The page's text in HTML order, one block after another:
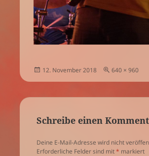
Veröffentlicht
12. November 2018
Volle
640 × 960
Schreibe einen
Deine E-Mail-Adresse wird nicht
Erforderliche Felder sind mit* markiert